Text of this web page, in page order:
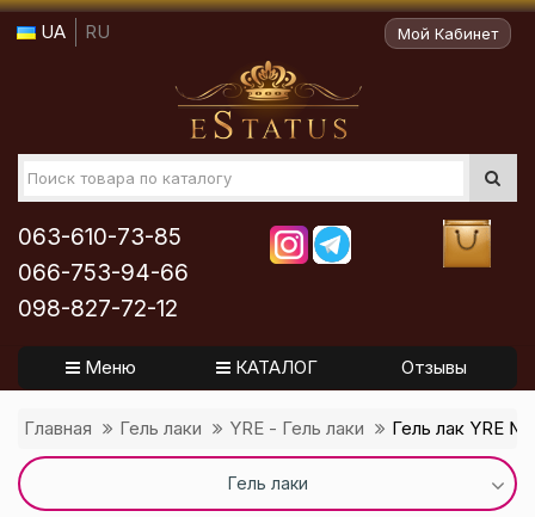
UA RU Мой Кабинет
063-610-73-85
066-753-94-66
098-827-72-12
Меню КАТАЛОГ Отзывы
Главная Гель лаки YRE - Гель лаки Гель лак YRE №
Гель лаки